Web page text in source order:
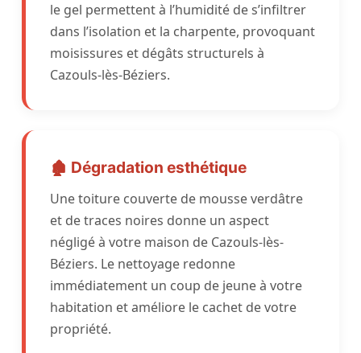
le gel permettent à l’humidité de s’infiltrer
dans l’isolation et la charpente, provoquant
moisissures et dégâts structurels à
Cazouls-lès-Béziers.
🏚️ Dégradation esthétique
Une toiture couverte de mousse verdâtre
et de traces noires donne un aspect
négligé à votre maison de Cazouls-lès-
Béziers. Le nettoyage redonne
immédiatement un coup de jeune à votre
habitation et améliore le cachet de votre
propriété.